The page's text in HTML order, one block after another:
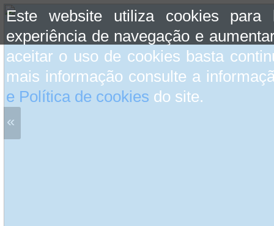
Este website utiliza cookies para
experiência de navegação e
aceitar o uso de cookies basta
mais informação consulte a
e Política de cookies do site.
«